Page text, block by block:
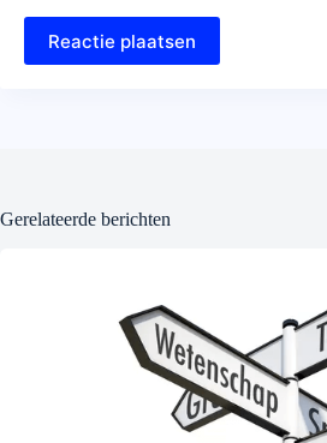
Reactie plaatsen
Gerelateerde berichten